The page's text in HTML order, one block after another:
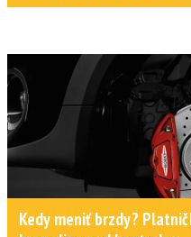
Kedy meniť brzdy?